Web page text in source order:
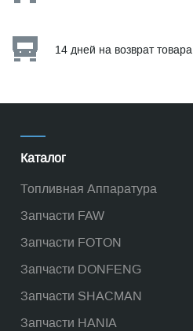
14 дней на возврат товара
Каталог
Топливная Аппаратура
Запчасти FAW
Запчасти FOTON
Запчасти DONFENG
Запчасти SHACMAN
Запчасти HANIA